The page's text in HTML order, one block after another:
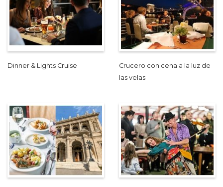
Dinner & Lights Cruise
Crucero con cena a la luz de
las velas